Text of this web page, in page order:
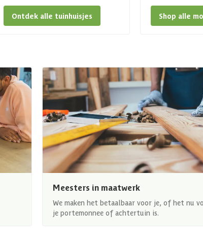
Ontdek alle tuinhuisjes Shop alle
Meesters in maatwerk
We maken het betaalbaar voor je, of het nu
je portemonnee of achtertuin is.